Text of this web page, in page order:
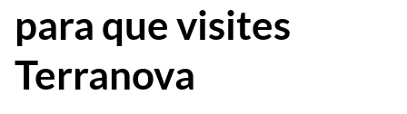
para que visites
Terranova